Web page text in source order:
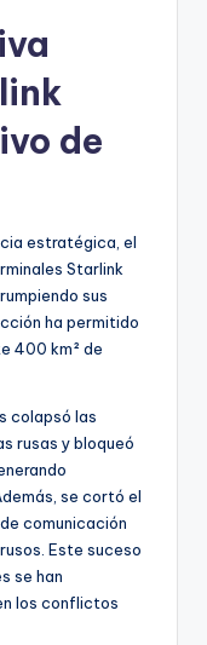
de
estratégica, el
Starlink
sus
ha permitido
400 km² de
colapsó las
rusas y bloqueó
se cortó el
comunicación
Este suceso
se han
los conflictos